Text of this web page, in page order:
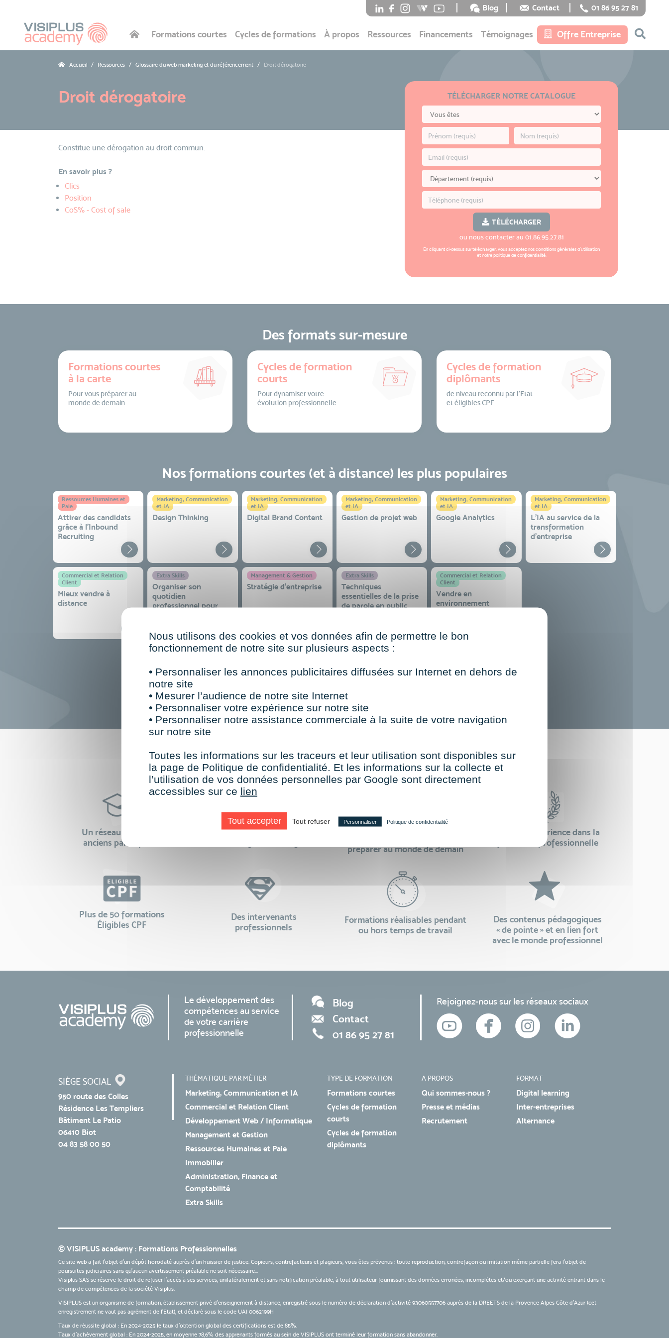
Blog Contact 01 86 95 27 81
Formations courtes Cycles de formations À propos Ressources Financements Témoignages Offre Entreprise
Accueil Ressources Glossaire du web marketing et du référencement Droit dérogatoire
Droit dérogatoire TÉLÉCHARGER NOTRE CATALOGUE
TÉLÉCHARGER
ou nous contacter au 01.86.95.27.81
En cliquant ci-dessus sur télécharger, vous acceptez nosconditions générales d'utilisation
et notrepolitique de confidentialité.
Constitue une dérogation au droit commun.
En savoir plus ?
Clics
Position
CoS% - Cost of sale
Des formats sur-mesure
Formations courtes
à la carte
Pour vous préparer au
monde de demain
Cycles de formation
courts
Pour dynamiser votre
évolution professionnelle
Cycles de formation
diplômants
de niveau reconnu par l’Etat
et éligibles CPF
Nos formations courtes (et à distance) les plus populaires
Ressources Humaines et
Paie
Attirer des candidats
grâce à l’Inbound
Recruiting
Marketing, Communication
et IA
Design Thinking
Marketing, Communication
et IA
Digital Brand Content
Marketing, Communication
et IA
Gestion de projet web
Marketing, Communication
et IA
Google Analytics
Marketing, Communication
et IA
L'IA au service de la
transformation
d'entreprise
Commercial et Relation
Client
Mieux vendre à
distance
Extra Skills
Organiser son
quotidien
professionnel pour
Management & Gestion
Stratégie d’entreprise
Extra Skills
Techniques
essentielles de la prise
de parole en public
Commercial et Relation
Client
Vendre en
environnement
TOUTES NOS FORMATIONS COURTES
Faire le choix de VISIPLUS academy c’est
Un réseau de 22 000
anciens participants
100% des formations réalisables
préparer au monde de demain
24 ans d'expérience dans la
formation professionnelle
Plus de 50 formations
Éligibles CPF
Des intervenants
professionnels
Formations réalisables pendant
ou hors temps de travail
Des contenus pédagogiques
« de pointe » et en lien fort
avec le monde professionnel
Le développement des
compétences au service
de votre carrière
professionnelle
Blog
Contact
01 86 95 27 81
Rejoignez-nous sur les réseaux sociaux
SIÈGE SOCIAL
950 route des Colles
Résidence Les Templiers
Bâtiment Le Patio
06410 Biot
04 83 58 00 50
THÉMATIQUE PAR MÉTIER
Marketing, Communication et IA
Commercial et Relation Client
Développement Web / Informatique
Management et Gestion
Ressources Humaines et Paie
Immobilier
Administration, Finance et
Comptabilité
Extra Skills
TYPE DE FORMATION
Formations courtes
Cycles de formation
courts
Cycles de formation
diplômants
A PROPOS
Qui sommes-nous ?
Presse et médias
Recrutement
FORMAT
Digital learning
Inter-entreprises
Alternance
© VISIPLUS academy : Formations Professionnelles
Ce site web a fait l'objet d'un dépôt horodaté auprès d'un huissier de justice. Copieurs, contrefacteurs et plagieurs, vous êtes prévenus : toute reproduction, contrefaçon ou imitation même partielle fera l'objet de
poursuites judiciaires sans qu’aucun avertissement préalable ne soit nécessaire...
Visiplus SAS se réserve le droit de refuser l'accès à ses services, unilatéralement et sans notification préalable, à tout utilisateur fournissant des données erronées, incomplètes et/ou exerçant une activité entrant dans le
champ de compétences de la société Visiplus.
VISIPLUS est un organisme de formation, établissement privé d’enseignement à distance, enregistré sous le numéro de déclaration d’activité 93060557706 auprès de la DREETS de la Provence Alpes Côte d’Azur (cet
enregistrement ne vaut pas agrément de l’Etat), et déclaré sous le code UAI 0062199H
Taux de réussite global : En 2024-2025 le taux d'obtention global des certifications est de 85%.
Taux d’achèvement global : En 2024-2025, en moyenne 78,6% des apprenants formés au sein de VISIPLUS ont terminé leur formation sans abandonner.
Nous utilisons des cookies et vos données afin de permettre le bon
fonctionnement de notre site sur plusieurs aspects :
• Personnaliser les annonces publicitaires diffusées sur Internet en dehors de
notre site
• Mesurer l’audience de notre site Internet
• Personnaliser votre expérience sur notre site
• Personnaliser notre assistance commerciale à la suite de votre navigation
sur notre site
Toutes les informations sur les traceurs et leur utilisation sont disponibles sur
la page de Politique de confidentialité. Et les informations sur la collecte et
l’utilisation de vos données personnelles par Google sont directement
accessibles sur ce lien
Tout accepter Tout refuser Personnaliser Politique de confidentialité